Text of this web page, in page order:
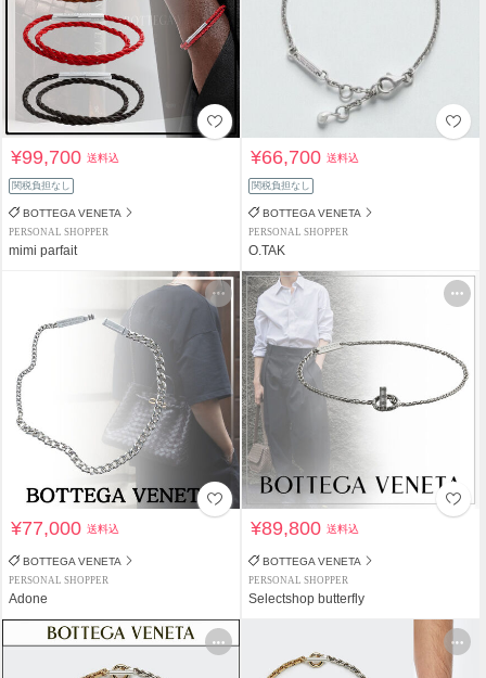
¥99,700送料込
関税負担なし
BOTTEGA VENETA
PERSONAL SHOPPER
mimi parfait
¥66,700送料込
関税負担なし
BOTTEGA VENETA
PERSONAL SHOPPER
O.TAK
¥77,000送料込
BOTTEGA VENETA
PERSONAL SHOPPER
Adone
¥89,800送料込
BOTTEGA VENETA
PERSONAL SHOPPER
Selectshop butterfly